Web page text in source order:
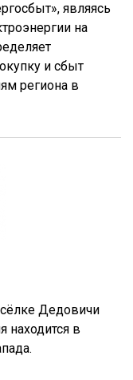
являясь
на
и сбыт
региона в
Дедовичи
находится в